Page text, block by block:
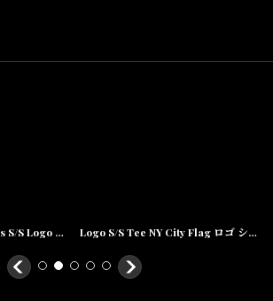
PigmentDyed Infamous S/S Logo Tee NTL ピグメントダイ ロゴ 半袖 Tシャツ Logo S/S Tee NY City Flag ロゴ シティー フラッグ 半袖 Tシャツ